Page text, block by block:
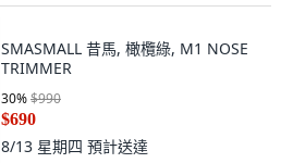
SMASMALL 昔馬, 橄欖綠, M1 NOSE
TRIMMER
30%$990
$690
8/13 星期四 預計送達